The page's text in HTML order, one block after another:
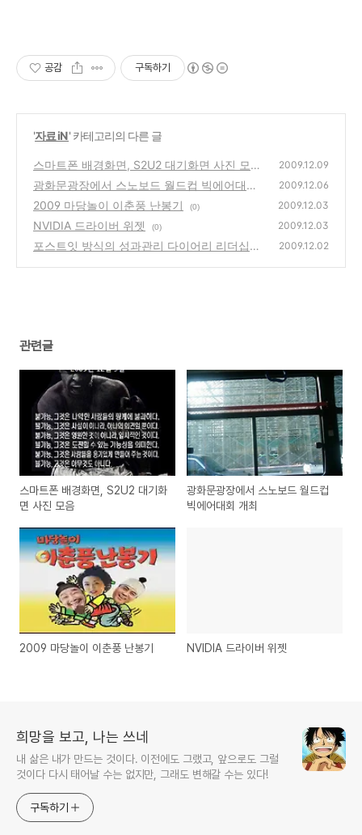
공감 구독하기
'자료 iN' 카테고리의 다른 글
스마트폰 배경화면, S2U2 대기화면 사진 모음
(0)
2009.12.09
광화문광장에서 스노보드 월드컵 빅에어대회
개최
(0)
2009.12.06
2009 마당놀이 이춘풍 난봉기 (0) 2009.12.03
NVIDIA 드라이버 위젯 (0) 2009.12.03
포스트잇 방식의 성과관리 다이어리 리더십오
2009.12.02
관련글
스마트폰 배경화면, S2U2 대기화
면 사진 모음
광화문광장에서 스노보드 월드컵
빅에어대회 개최
2009 마당놀이 이춘풍 난봉기 NVIDIA 드라이버 위젯
희망을 보고, 나는 쓰네
내 삶은 내가 만드는 것이다. 이전에도 그랬고, 앞으로도 그럴
것이다 다시 태어날 수는 없지만, 그래도 변해갈 수는 있다!
구독하기